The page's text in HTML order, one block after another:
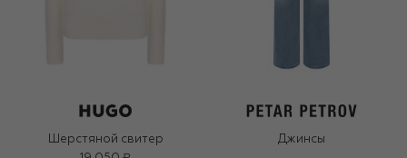
Шерстяной свитер
Джинсы